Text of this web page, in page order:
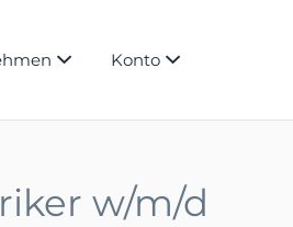
Konto
w/m/d